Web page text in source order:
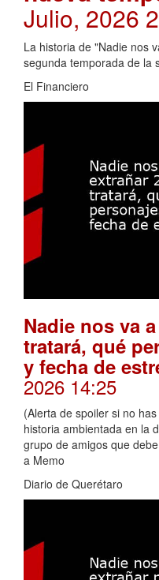
Julio, 2026
La historia de "Nadie nos
segunda temporada de la
El Financiero
Nadie nos va
tratará, qué
y fecha de
2026 14:25
(Alerta de spoiler si no
historia ambientada en la
grupo de amigos que
a Memo
Diario de Querétaro